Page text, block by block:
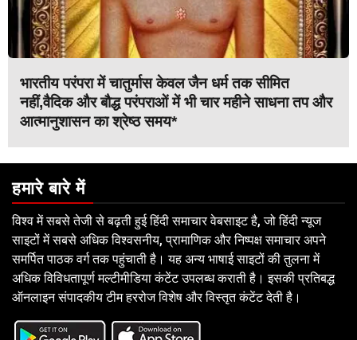
भारतीय परंपरा में चातुर्मास केवल जैन धर्म तक सीमित
नहीं,वैदिक और बौद्ध परंपराओं में भी चार महीने साधना तप और
आत्मानुशासन का श्रेष्ठ समय*
हमारे बारे में
विश्व में सबसे तेजी से बढ़ती हुई हिंदी समाचार वेबसाइट है, जो हिंदी न्यूज
साइटों में सबसे अधिक विश्वसनीय, प्रामाणिक और निष्पक्ष समाचार अपने
समर्पित पाठक वर्ग तक पहुंचाती है। यह अन्य भाषाई साइटों की तुलना में
अधिक विविधतापूर्ण मल्टीमीडिया कंटेंट उपलब्ध कराती है। इसकी प्रतिबद्ध
ऑनलाइन संपादकीय टीम हररोज विशेष और विस्तृत कंटेंट देती है।